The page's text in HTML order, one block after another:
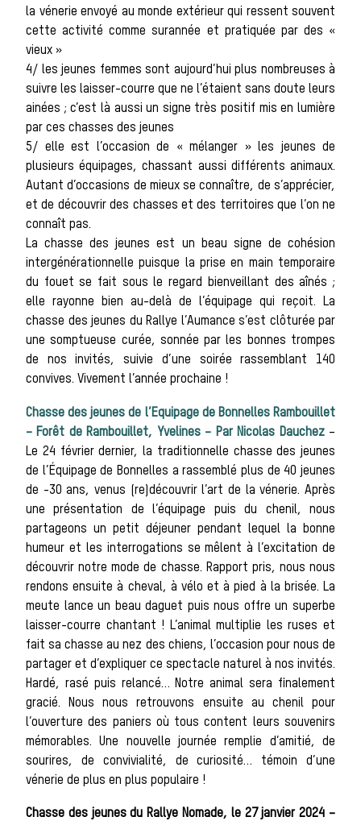
d’une
de
la vénerie envoyé au monde extérieur qui ressent souvent
cette activité comme surannée et pratiquée par des «
vieux »
4/ les jeunes femmes sont aujourd’hui plus nombreuses à
suivre les laisser-courre que ne l’étaient sans doute leurs
ainées ; c’est là aussi un signe très positif mis en lumière
par ces chasses des jeunes
5/ elle est l’occasion de « mélanger » les jeunes de
plusieurs équipages, chassant aussi différents animaux.
Autant d’occasions de mieux se connaître, de s’apprécier,
et de découvrir des chasses et des territoires que l’on ne
connaît pas.
La chasse des jeunes est un beau signe de cohésion
intergénérationnelle puisque la prise en main temporaire
du fouet se fait sous le regard bienveillant des aînés ;
elle rayonne bien au-delà de l’équipage qui reçoit. La
chasse des jeunes du Rallye l’Aumance s’est clôturée par
une somptueuse curée, sonnée par les bonnes trompes
de nos invités, suivie d’une soirée rassemblant 140
convives. Vivement l’année prochaine !
Chasse des jeunes de l’Equipage de Bonnelles Rambouillet
– Forêt de Rambouillet, Yvelines – Par Nicolas Dauchez–
Le 24 février dernier, la traditionnelle chasse des jeunes
de l’Équipage de Bonnelles a rassemblé plus de 40 jeunes
de -30 ans, venus (re)découvrir l’art de la vénerie. Après
une présentation de l’équipage puis du chenil, nous
partageons un petit déjeuner pendant lequel la bonne
humeur et les interrogations se mêlent à l’excitation de
découvrir notre mode de chasse. Rapport pris, nous nous
rendons ensuite à cheval, à vélo et à pied à la brisée. La
meute lance un beau daguet puis nous offre un superbe
laisser-courre chantant ! L’animal multiplie les ruses et
fait sa chasse au nez des chiens, l’occasion pour nous de
partager et d’expliquer ce spectacle naturel à nos invités.
Hardé, rasé puis relancé… Notre animal sera finalement
gracié. Nous nous retrouvons ensuite au chenil pour
l’ouverture des paniers où tous content leurs souvenirs
mémorables. Une nouvelle journée remplie d’amitié, de
sourires, de convivialité, de curiosité… témoin d’une
vénerie de plus en plus populaire !
Chasse des jeunes du Rallye Nomade, le 27 janvier 2024 –